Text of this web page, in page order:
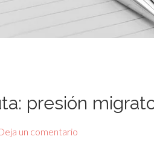
presión
un comentario